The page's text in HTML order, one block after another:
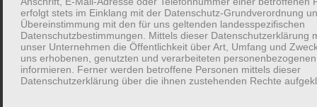
erfolgt stets im Einklang mit der Datenschutz-Grundverordnung
Übereinstimmung mit den für uns geltenden landesspezifischen
Datenschutzbestimmungen. Mittels dieser Datenschutzerklärung
unser Unternehmen die Öffentlichkeit über Art, Umfang und
uns erhobenen, genutzten und verarbeiteten
informieren. Ferner werden betroffene Personen mittels dieser
Datenschutzerklärung über die ihnen zustehenden Rechte